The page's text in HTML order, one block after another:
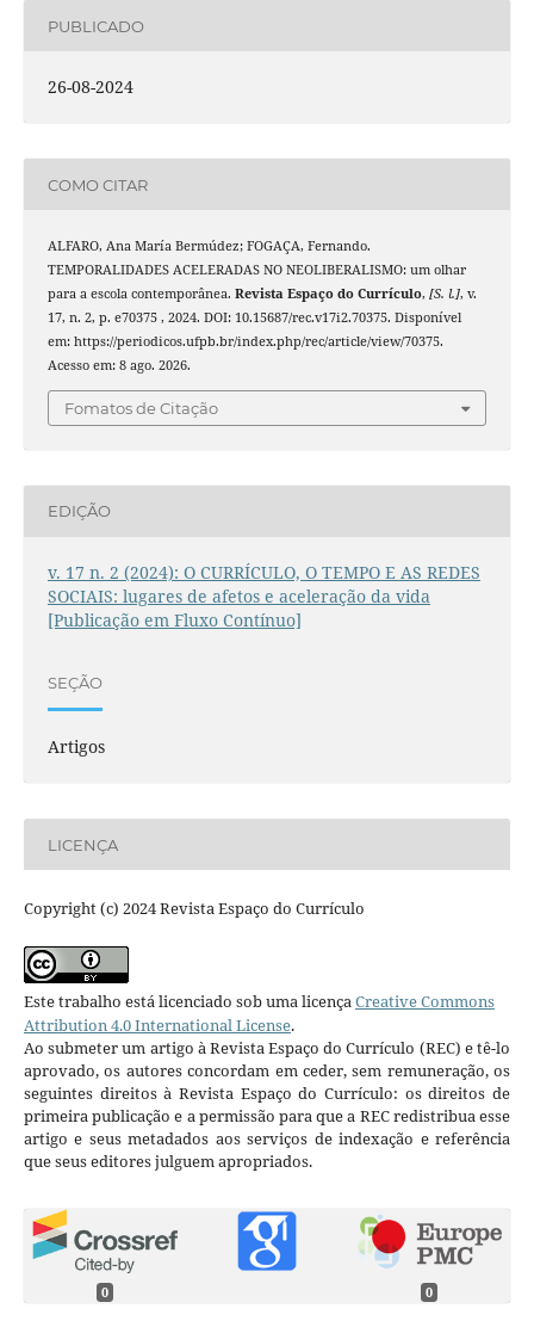
PUBLICADO
26-08-2024
COMO CITAR
ALFARO, Ana María Bermúdez; FOGAÇA, Fernando.
TEMPORALIDADES ACELERADAS NO NEOLIBERALISMO: um olhar
para a escola contemporânea. Revista Espaço do Currículo, [S. l.], v.
17, n. 2, p. e70375 , 2024. DOI: 10.15687/rec.v17i2.70375. Disponível
em: https://periodicos.ufpb.br/index.php/rec/article/view/70375.
Acesso em: 8 ago. 2026.
Fomatos de Citação
EDIÇÃO
v. 17 n. 2 (2024): O CURRÍCULO, O TEMPO E AS REDES
SOCIAIS: lugares de afetos e aceleração da vida
[Publicação em Fluxo Contínuo]
SEÇÃO
Artigos
LICENÇA
Copyright (c) 2024 Revista Espaço do Currículo
Este trabalho está licenciado sob uma licençaCreative Commons
Attribution 4.0 International License.
Ao submeter um artigo à Revista Espaço do Currículo (REC) e tê-lo
aprovado, os autores concordam em ceder, sem remuneração, os
seguintes direitos à Revista Espaço do Currículo: os direitos de
primeira publicação e a permissão para que a REC redistribua esse
artigo e seus metadados aos serviços de indexação e referência
que seus editores julguem apropriados.
0 0